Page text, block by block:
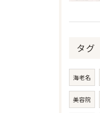
タグ
海老名
美容院